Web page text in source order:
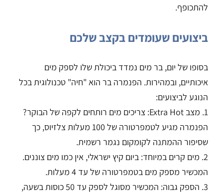
להתכופף.
ביצועים שעומדים בקצב שלכם
בסופו של יום, בר מים נמדד ביכולת שלו לספק מים
איכותיים, ובמהירות. הפנמרה בר הוא "חיה" טכנולוגית בכל
הנוגע לביצועים:
1. מצב Extra Hot: צריכים מים רותחים לקפה של הבוקר?
הפנמרה מגיע לטמפרטורה של 100 מעלות צלזיוס, כך
שסיפור ההמתנה לקומקום נגמר רשמית.
2. מים קרים במיוחד: ביום קיץ ישראלי, אין כמו מים צוננים.
המכשיר מספק מים בטמפרטורה של עד 4 מעלות.
3. הספק גבוה: המכשיר מסוגל לספק עד 50 כוסות בשעה,